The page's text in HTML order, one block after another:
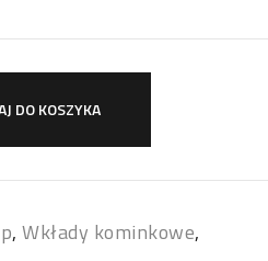
DO KOSZYKA
,Wkłady kominkowe,